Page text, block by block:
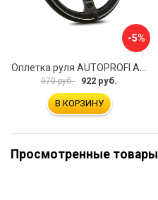
-5%
970 руб. 922 руб.
В КОРЗИНУ
Просмотренные товары